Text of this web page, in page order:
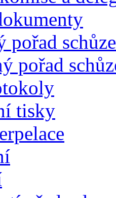
pořad schůze
pořad
tisky